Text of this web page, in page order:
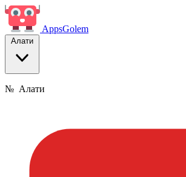
AppsGolem
Алати
№ Алати